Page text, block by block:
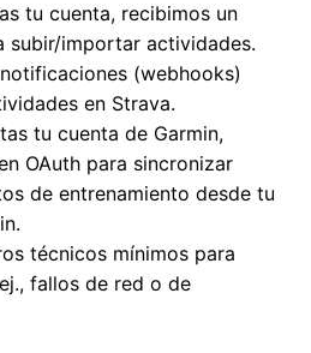
tu cuenta, recibimos un
subir/importar actividades.
(webhooks)
en Strava.
tu cuenta de Garmin,
OAuth para sincronizar
de entrenamiento desde tu
técnicos mínimos para
fallos de red o de